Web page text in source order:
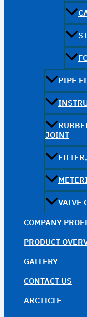
PIPE
JOINT
VALVE
COMPANY
PRODUCT
GALLERY
CONTACT US
ARCTICLE